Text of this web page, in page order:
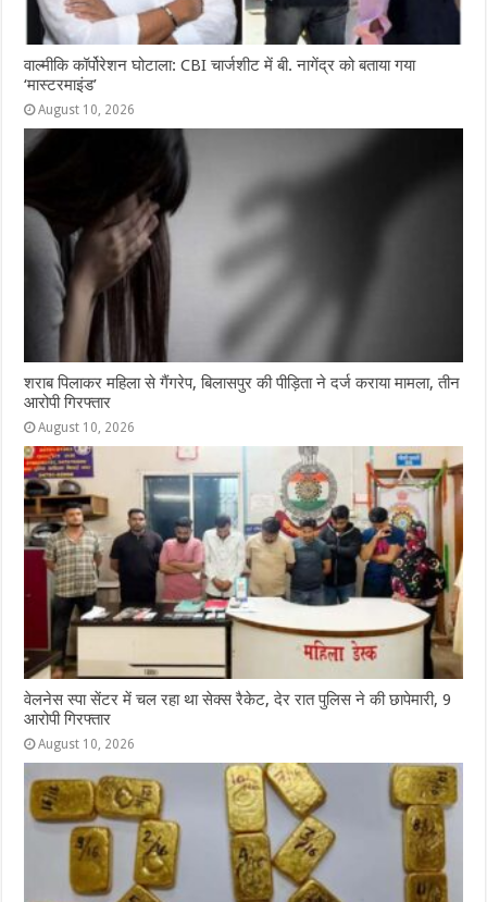
वाल्मीकि कॉर्पोरेशन घोटाला: CBI चार्जशीट में बी. नागेंद्र को बताया गया
‘मास्टरमाइंड’
August 10, 2026
शराब पिलाकर महिला से गैंगरेप, बिलासपुर की पीड़िता ने दर्ज कराया मामला, तीन
आरोपी गिरफ्तार
August 10, 2026
वेलनेस स्पा सेंटर में चल रहा था सेक्स रैकेट, देर रात पुलिस ने की छापेमारी, 9
आरोपी गिरफ्तार
August 10, 2026